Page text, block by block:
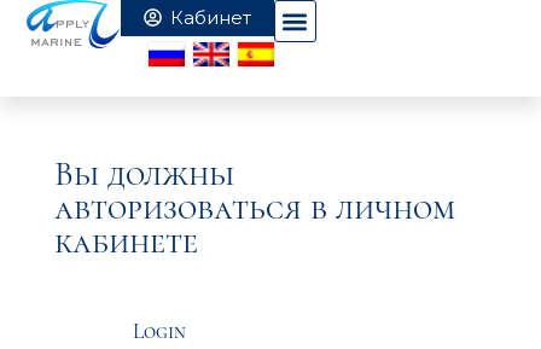
Вы должны
авторизоваться в личном
кабинете
Login